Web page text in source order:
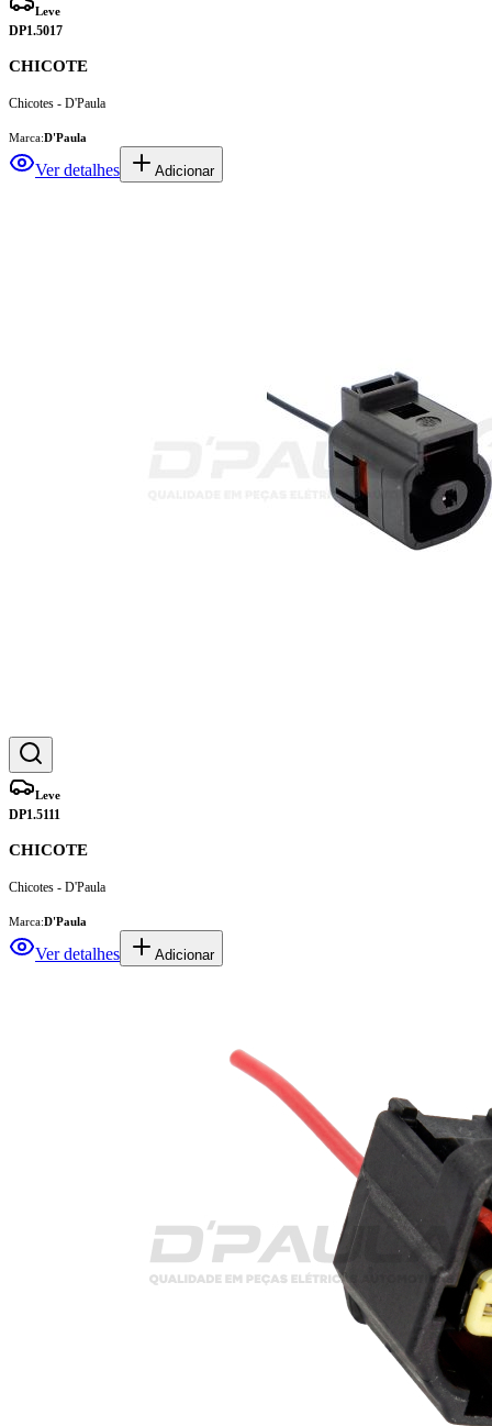
Leve
DP1.5017
CHICOTE
Chicotes - D'Paula
Marca:D'Paula
Ver detalhes Adicionar
Leve
DP1.5111
CHICOTE
Chicotes - D'Paula
Marca:D'Paula
Ver detalhes Adicionar